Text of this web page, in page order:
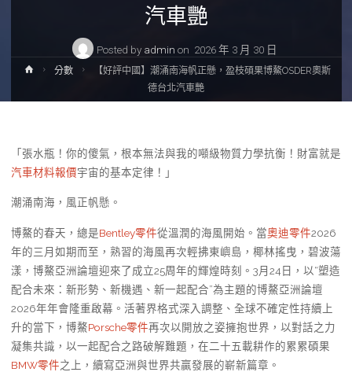
汽車艷
Posted by admin on 2026 年 3 月 30 日
Home分數
【好評中國】潮涌南海帆正懸，盈枝碩果博鰲OSDER奧斯
德台北汽車艷
「張水瓶！你的傻氣，根本無法與我的噸級物質力學抗衡！財富就是
汽車材料報價宇宙的基本定律！」
潮涌南海，風正帆懸。
博鰲的春天，總是Bentley零件從溫潤的海風開始。當奧迪零件2026
年的三月如期而至，熟習的海風再次輕拂東嶼島，椰林搖曳，碧波蕩
漾，博鰲亞洲論壇迎來了成立25周年的輝煌時刻。3月24日，以“塑造
配合未來：新形勢、新機遇、新一起配合”為主題的博鰲亞洲論壇
2026年年會隆重啟幕。活著界格式深入調整、全球不確定性持續上
升的當下，博鰲Porsche零件再次以開放之姿擁抱世界，以對話之力
凝集共識，以一起配合之路破解難題，在二十五載耕作的累累碩果
BMW零件之上，續寫亞洲與世界共贏發展的嶄新篇章。